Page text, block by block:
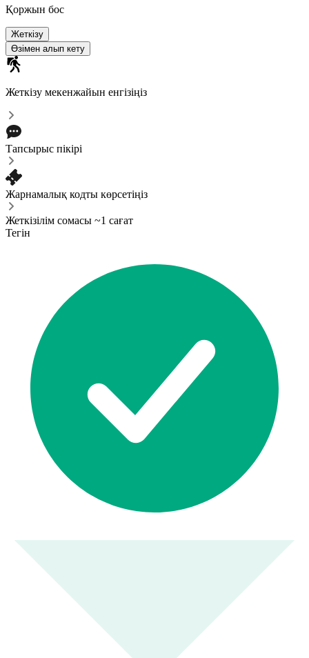
Қоржын бос
Жеткізу
Өзімен алып кету
Жеткізу мекенжайын енгізіңіз
Тапсырыс пікірі
Жарнамалық кодты көрсетіңіз
Жеткізілім сомасы ~1 сағат
Тегін